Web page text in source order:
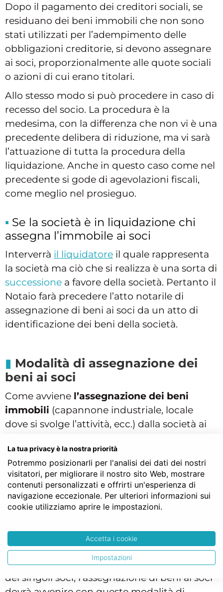
Dopo il pagamento dei creditori sociali, se
residuano dei beni immobili che non sono
stati utilizzati per l’adempimento delle
obbligazioni creditorie, si devono assegnare
ai soci, proporzionalmente alle quote sociali
o azioni di cui erano titolari.
Allo stesso modo si può procedere in caso di
recesso del socio. La procedura è la
medesima, con la differenza che non vi è una
precedente delibera di riduzione, ma vi sarà
l’attuazione di tutta la procedura della
liquidazione. Anche in questo caso come nel
precedente si gode di agevolazioni fiscali,
come meglio nel prosieguo.
Se la società è in liquidazione chi
assegna l’immobile ai soci
Interverrà il liquidatore il quale rappresenta
la società ma ciò che si realizza è una sorta di
successione a favore della società. Pertanto il
Notaio farà precedere l’atto notarile di
assegnazione di beni ai soci da un atto di
identificazione dei beni della società.
Modalità di assegnazione dei
beni ai soci
Come avviene l’assegnazione dei beni
immobili (capannone industriale, locale
dove si svolge l’attività, ecc.) dalla società ai
proporzionata alle quote sociali di cui erano
titolari. Pertanto, se un socio aveva ad
esempio più azioni in unasocietà per azioni
può ricevere in assegnazione una casa che
abbia un valore economico maggiore
inferiore. È tuttavia possibile che qualora lo
statuto sociale preveda una ripartizione degli
utili non proporzionale alle partecipazioni
dei singoli soci, l’assegnazione di beni ai soci
La tua privacy è la nostra priorità
Potremmo posizionarli per l'analisi dei dati dei nostri
visitatori, per migliorare il nostro sito Web, mostrare
contenuti personalizzati e offrirti un'esperienza di
navigazione eccezionale. Per ulteriori informazioni sui
cookie utilizziamo aprire le impostazioni.
Accetta i cookie
Impostazioni